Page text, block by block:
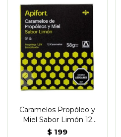
Caramelos Propóleo y
Miel Sabor Limón 12
Unidades - Apifort
$ 199